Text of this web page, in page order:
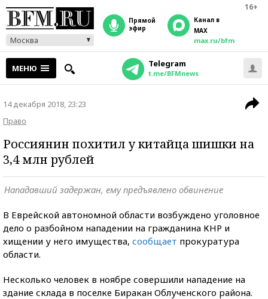
16+
Москва
прямой
эфир
Канал в
MAX
max.ru/bfm
МЕНЮ Telegram
t.me/BFMnews
14 декабря 2018, 23:23
Право
Россиянин похитил у китайца шишки на
3,4 млн рублей
Нападавший задержан, ему предъявлено обвинение
В Еврейской автономной области возбуждено уголовное
дело о разбойном нападении на гражданина КНР и
хищении у него имущества, сообщает прокуратура
области.
Несколько человек в ноябре совершили нападение на
здание склада в поселке Биракан Облученского района.